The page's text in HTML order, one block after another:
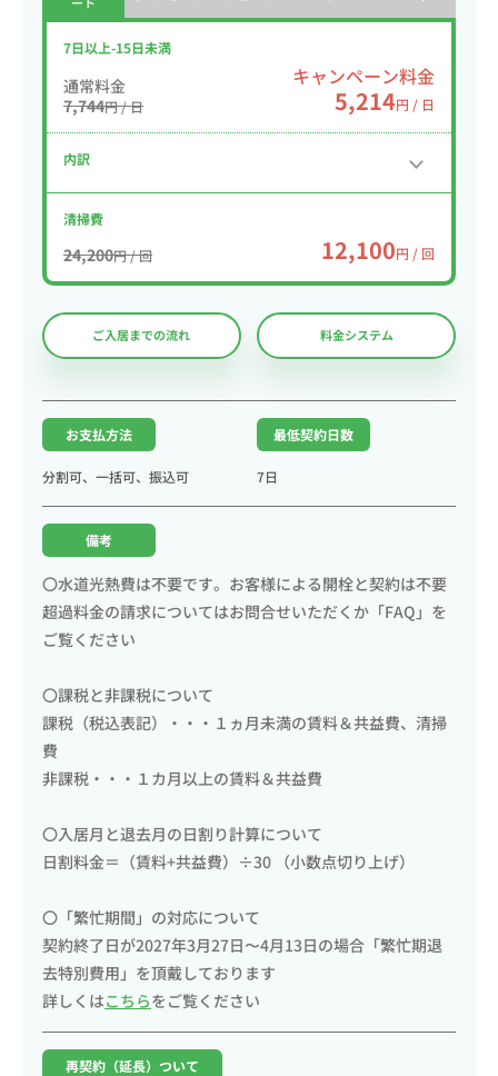
7日以上-15日未満
通常料金
7,744円 / 日
キャンペーン料金
5,214円 / 日
内訳
清掃費
24,200円 / 回 12,100円 / 回
ご入居までの流れ 料金システム
お支払方法
分割可、一括可、振込可
最低契約日数
7日
備考
〇水道光熱費は不要です。お客様による開栓と契約は不要
超過料金の請求についてはお問合せいただくか「FAQ」を
ご覧ください
〇課税と非課税について
課税（税込表記）・・・１ヵ月未満の賃料＆共益費、清掃
費
非課税・・・１カ月以上の賃料＆共益費
〇入居月と退去月の日割り計算について
日割料金＝（賃料+共益費）÷30 （小数点切り上げ）
〇「繁忙期間」の対応について
契約終了日が2027年3月27日〜4月13日の場合「繁忙期退
去特別費用」を頂戴しております
詳しくはこちらをご覧ください
再契約（延長）ついて